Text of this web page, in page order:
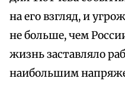
на его взгляд, и
не больше, чем
жизнь заставляло
наибольшим